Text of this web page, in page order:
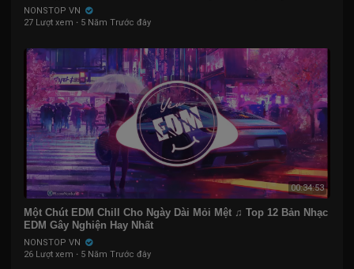
NONSTOP VN
27 Lượt xem · 5 Năm Trước đây
00:34:53
Một Chút EDM Chill Cho Ngày Dài Mỏi Mệt ♫ Top 12 Bản Nhạc
EDM Gây Nghiện Hay Nhất
NONSTOP VN
26 Lượt xem · 5 Năm Trước đây